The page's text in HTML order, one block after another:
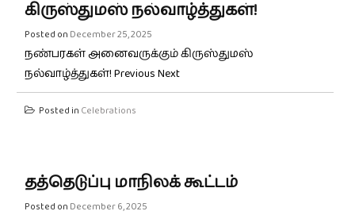
கிருஸ்துமஸ் நல்வாழ்த்துகள்!
Posted on December 25, 2025
நண்பரகள் அனைவருக்கும் கிருஸ்துமஸ்
நல்வாழ்த்துகள்! Previous Next
Posted in Celebrations
தத்தெடுப்பு மாநிலக் கூட்டம்
Posted on December 6, 2025